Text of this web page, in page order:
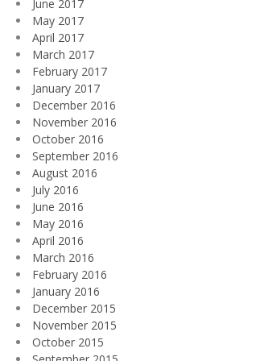
June 2017
May 2017
April 2017
March 2017
February 2017
January 2017
December 2016
November 2016
October 2016
September 2016
August 2016
July 2016
June 2016
May 2016
April 2016
March 2016
February 2016
January 2016
December 2015
November 2015
October 2015